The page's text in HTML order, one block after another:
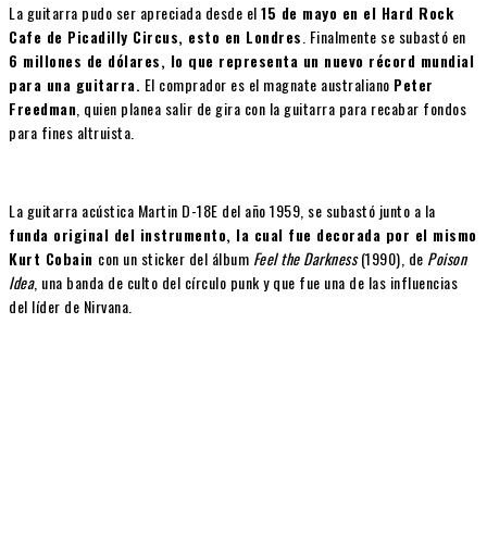
La guitarra pudo ser apreciada desde el15 de mayo en el Hard Rock
Cafe de Picadilly Circus, esto en Londres . Finalmente se subastó en
6 millones de dólares, lo que representa un nuevo récord mundial
para una guitarra. El comprador es el magnate australiano Peter
Freedman , quien planea salir de gira con la guitarra para recabar fondos
para fines altruista.
La guitarra acústica Martin D-18E del año 1959, se subastó junto a la
funda original del instrumento, la cual fue decorada por el mismo
Kurt Cobain con un sticker del álbum Feel the Darkness(1990), de Poison
Idea, una banda de culto del círculo punk y que fue una de las influencias
del líder de Nirvana.